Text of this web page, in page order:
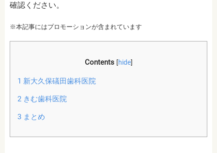
確認ください。
※本記事にはプロモーションが含まれています
Contents [hide]
1 新大久保礒田歯科医院
2きむ歯科医院
3まとめ